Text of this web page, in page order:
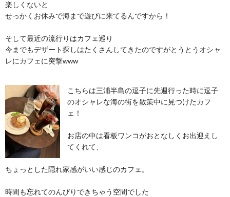
楽しくないと
せっかくお休みで海まで遊びに来てるんですから！
そして最近の流行りはカフェ巡り
今までもデザート探しはたくさんしてきたのですがとうとうオシャ
レにカフェに突撃www
こちらは三浦半島の逗子に先週行った時に逗子
のオシャレな海の街を散策中に見つけたカフ
ェ！
お店の中は看板ワンコがおとなしくお出迎えし
てくれて、
ちょっとした隠れ家感がいい感じのカフェ。
時間も忘れてのんびりできちゃう空間でした